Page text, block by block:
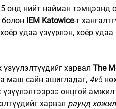
онд нийт найман тэмцээнд
болон IEM Katowice-т
удаа үзүүрлэн, хоёр
үзүүлэлтүүдийг харвал The
маш сайн ашигладаг, 4v5
үзүүлэлтээрээ онцгой
харвал раунд хожил